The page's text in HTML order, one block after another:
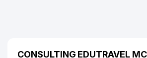
CONSULTING EDUTRAVEL